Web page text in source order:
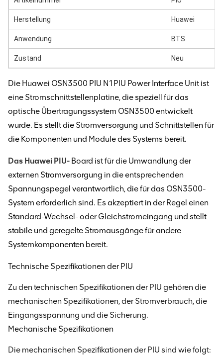
Herstellung Huawei
Anwendung BTS
Zustand Neu
Die Huawei OSN3500 PIU N1PIU Power Interface Unit ist
eine Stromschnittstellenplatine, die speziell für das
optische Übertragungssystem OSN3500 entwickelt
wurde. Es stellt die Stromversorgung und Schnittstellen für
die Komponenten und Module des Systems bereit.
Das Huawei PIU- Board ist für die Umwandlung der
externen Stromversorgung in die entsprechenden
Spannungspegel verantwortlich, die für das OSN3500-
System erforderlich sind. Es akzeptiert in der Regel einen
Standard-Wechsel- oder Gleichstromeingang und stellt
stabile und geregelte Stromausgänge für andere
Systemkomponenten bereit.
Technische Spezifikationen der PIU
Zu den technischen Spezifikationen der PIU gehören die
mechanischen Spezifikationen, der Stromverbrauch, die
Eingangsspannung und die Sicherung.
Mechanische Spezifikationen
Die mechanischen Spezifikationen der PIU sind wie folgt: